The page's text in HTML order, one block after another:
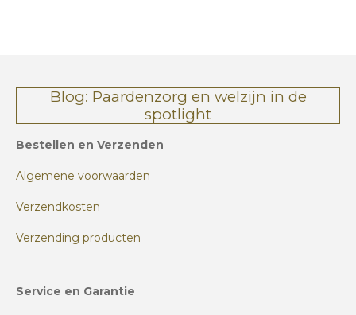
Blog: Paardenzorg en welzijn in de
spotlight
Bestellen en Verzenden
Algemene voorwaarden
Verzendkosten
Verzending producten
Service en Garantie